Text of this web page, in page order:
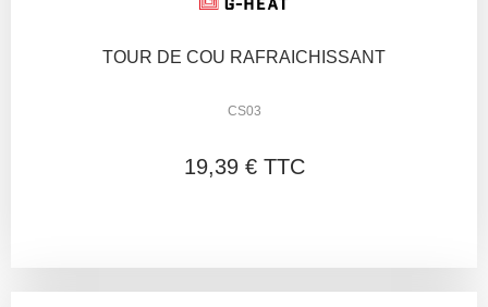
TOUR DE COU RAFRAICHISSANT
CS03
19,39 € TTC